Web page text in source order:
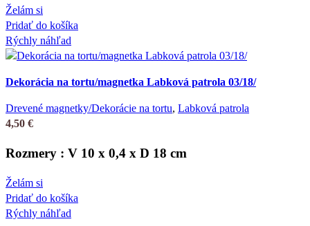
Želám si
Pridať do košíka
Rýchly náhľad
Dekorácia na tortu/magnetka Labková patrola 03/18/
Drevené magnetky/Dekorácie na tortu, Labková patrola
4,50 €
Rozmery : V 10 x 0,4 x D 18 cm
Želám si
Pridať do košíka
Rýchly náhľad